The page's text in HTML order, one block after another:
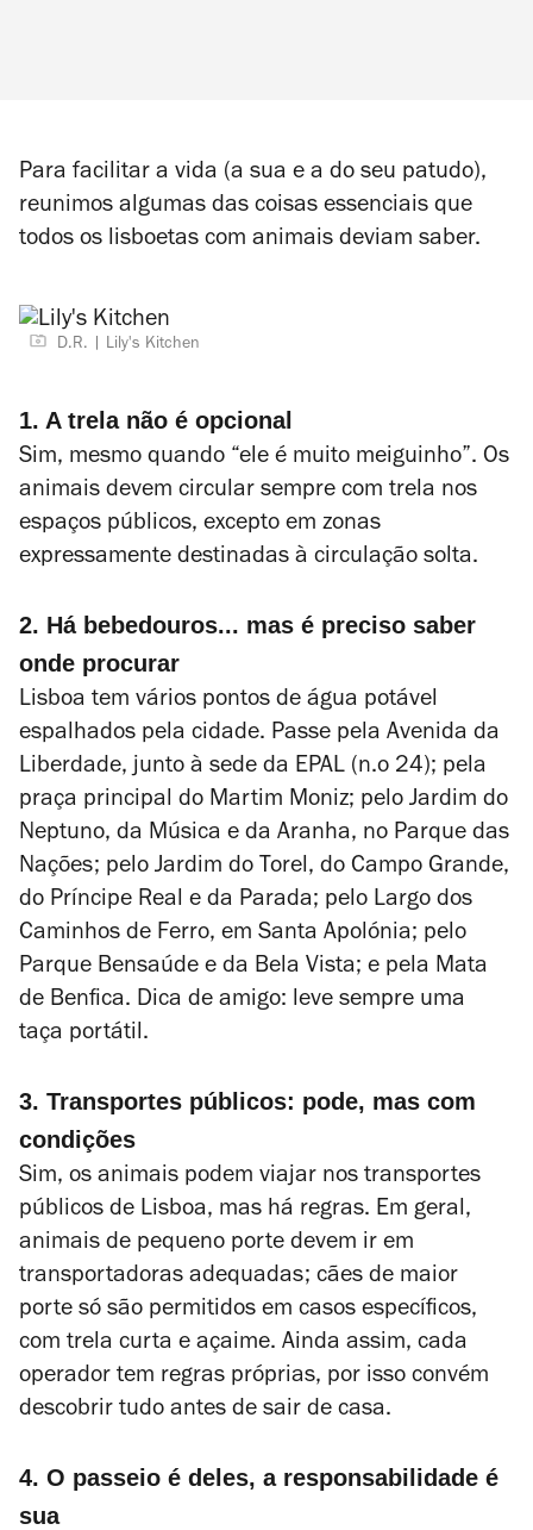
Para facilitar a vida (a sua e a do seu patudo),
reunimos algumas das coisas essenciais que
todos os lisboetas com animais deviam saber.
D.R. Lily's Kitchen
1. A trela não é opcional
Sim, mesmo quando “ele é muito meiguinho”. Os
animais devem circular sempre com trela nos
espaços públicos, excepto em zonas
expressamente destinadas à circulação solta.
2. Há bebedouros... mas é preciso saber
onde procurar
Lisboa tem vários pontos de água potável
espalhados pela cidade. Passe pela Avenida da
Liberdade, junto à sede da EPAL (n.o 24); pela
praça principal do Martim Moniz; pelo Jardim do
Neptuno, da Música e da Aranha, no Parque das
Nações; pelo Jardim do Torel, do Campo Grande,
do Príncipe Real e da Parada; pelo Largo dos
Caminhos de Ferro, em Santa Apolónia; pelo
Parque Bensaúde e da Bela Vista; e pela Mata
de Benfica. Dica de amigo: leve sempre uma
taça portátil.
3. Transportes públicos: pode, mas com
condições
Sim, os animais podem viajar nos transportes
públicos de Lisboa, mas há regras. Em geral,
animais de pequeno porte devem ir em
transportadoras adequadas; cães de maior
porte só são permitidos em casos específicos,
com trela curta e açaime. Ainda assim, cada
operador tem regras próprias, por isso convém
descobrir tudo antes de sair de casa.
4. O passeio é deles, a responsabilidade é
sua